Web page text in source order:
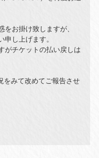
お掛け致しますが、
し上げます。
がチケットの払い戻しは
をみて改めてご報告させ